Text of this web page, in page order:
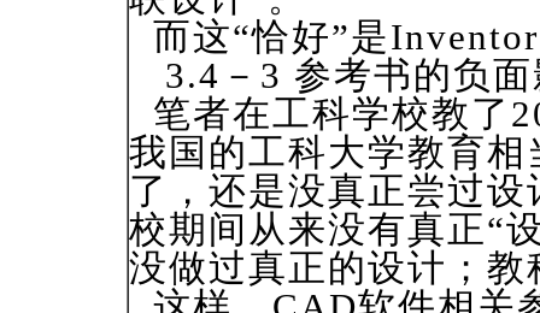
而这“恰好”是
3.4－3 参考书的负面
笔者在工科学校教了
我国的工科大学教育
了，还是没真正尝过
校期间从来没有真正“
没做过真正的设计；